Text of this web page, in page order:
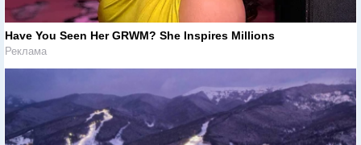
Have You Seen Her GRWM? She Inspires Millions
Реклама